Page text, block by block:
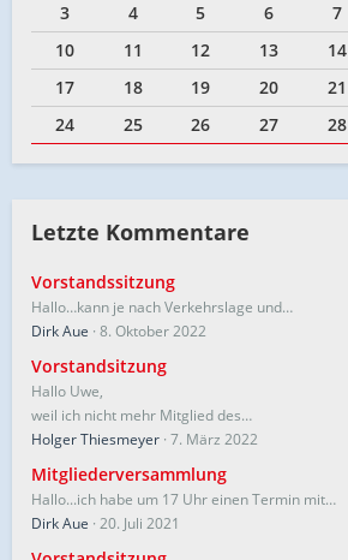
3
4 5 6 7
10
11 12 13 14
17
18 19 20 21
24
25 26 27 28
Letzte Kommentare
Vorstandssitzung
Hallo…kann je nach Verkehrslage und…
Dirk Aue 8. Oktober 2022
Vorstandsitzung
Hallo Uwe,
weil ich nicht mehr Mitglied des…
Holger Thiesmeyer 7. März 2022
Mitgliederversammlung
Hallo...ich habe um 17 Uhr einen Termin mit…
Dirk Aue 20. Juli 2021